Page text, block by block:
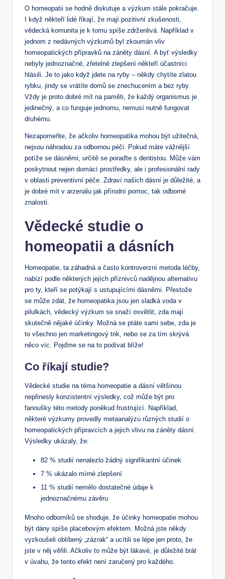
O homeopatii se hodně diskutuje a výzkum stále pokračuje.
I když někteří lidé říkají, že mají pozitivní zkušenosti,
vědecká komunita je k tomu spíše zdrženlivá. Například v
jednom z nedávných výzkumů byl zkoumán vliv
homeopatických přípravků na záněty dásní. A byť výsledky
nebyly jednoznačné, zřetelné zlepšení někteří účastníci
hlásili. Je to jako když jdete na ryby – někdy chytíte zlatou
rybku, jindy se vrátíte domů se znechucením a bez ryby.
Vždy je proto dobré mít na paměti, že každý organismus je
jedinečný, a co funguje jednomu, nemusí nutně fungovat
druhému.
Nezapomeňte, že ačkoliv homeopatika mohou být užitečná,
nejsou náhradou za odbornou péči. Pokud máte vážnější
potíže se dásněmi, určitě se poraďte s dentistou. Může vám
poskytnout nejen domácí prostředky, ale i profesionální rady
v oblasti preventivní péče. Zdraví našich dásní je důležité, a
je dobré mít v arzenálu jak přírodní pomoc, tak odborné
znalosti.
Vědecké studie o
homeopatii a dásních
Homeopatie, ta záhadná a často kontroverzní metoda léčby,
nabízí podle některých jejích příznivců nadějnou alternativu
pro ty, kteří se potýkají s ustupujícími dásněmi. Přestože
se může zdát, že homeopatika jsou jen sladká voda v
pilulkách, vědecký výzkum se snaží osvětlit, zda mají
skutečně nějaké účinky. Možná se ptáte sami sebe, zda je
to všechno jen marketingový trik, nebo se za tím skrývá
něco víc. Pojďme se na to podívat blíže!
Co říkají studie?
Vědecké studie na téma homeopatie a dásní většinou
nepřinesly konzistentní výsledky, což může být pro
fanoušky této metody poněkud frustrující. Například,
některé výzkumy provedly metaanalýzu různých studií o
homeopatických přípravcích a jejich vlivu na záněty dásní.
Výsledky ukázaly, že:
82 % studií nenalezlo žádný signifikantní účinek
7 % ukázalo mírné zlepšení
11 % studií nemělo dostatečné údaje k
jednoznačnému závěru
Mnoho odborníků se shoduje, že účinky homeopatie mohou
být dány spíše placebovým efektem. Možná jste někdy
vyzkoušeli oblíbený „zázrak“ a ucítili se lépe jen proto, že
jste v něj věřili. Ačkoliv to může být lákavé, je důležité brát
v úvahu, že tento efekt není zaručený pro každého.